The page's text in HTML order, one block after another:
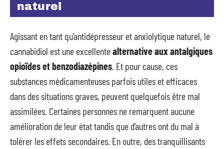
naturel
Agissant en tant qu’antidépresseur et anxiolytique naturel, le
cannabidiol est une excellentealternative aux antalgiques
opioïdes et benzodiazépines . Et pour cause, ces
substances médicamenteuses parfois utiles et efficaces
dans des situations graves, peuvent quelquefois être mal
assimilées. Certaines personnes ne remarquent aucune
amélioration de leur état tandis que d’autres ont du mal à
tolérer les effets secondaires. En outre, des tranquillisants